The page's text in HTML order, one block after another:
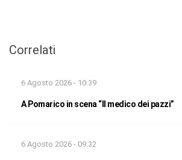
Correlati
6 Agosto 2026 - 10:39
A Pomarico in scena “Il medico dei pazzi”
6 Agosto 2026 - 09:32